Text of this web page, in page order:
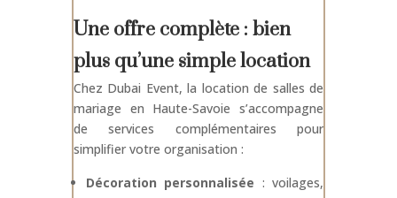
Une offre complète : bien
plus qu’une simple location
Chez Dubai Event, la location de salles de
mariage en Haute-Savoie s’accompagne
de services complémentaires pour
simplifier votre organisation :
Décoration personnalisée : voilages,